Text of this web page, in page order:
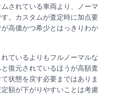
されている車両より、ノーマ
。カスタムが査定時に加点要
高価かつ希少とはっきりわか
ているよりもフルノーマルな
復元されているほうが高額査
状態を戻す必要まではありま
額が下がりやすいことは考慮